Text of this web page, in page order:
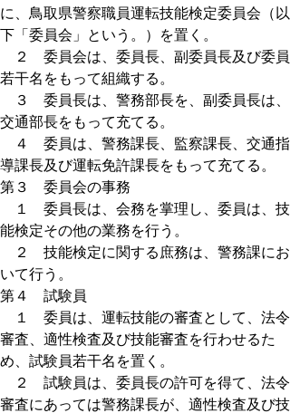
に、鳥取県警察職員運転技能検定委員会（以
下「委員会」という。）を置く。
２ 委員会は、委員長、副委員長及び委員
若干名をもって組織する。
３ 委員長は、警務部長を、副委員長は、
交通部長をもって充てる。
４ 委員は、警務課長、監察課長、交通指
導課長及び運転免許課長をもって充てる。
第３ 委員会の事務
１ 委員長は、会務を掌理し、委員は、技
能検定その他の業務を行う。
２ 技能検定に関する庶務は、警務課にお
いて行う。
第４ 試験員
１ 委員は、運転技能の審査として、法令
審査、適性検査及び技能審査を行わせるた
め、試験員若干名を置く。
２ 試験員は、委員長の許可を得て、法令
審査にあっては警務課長が、適性検査及び技